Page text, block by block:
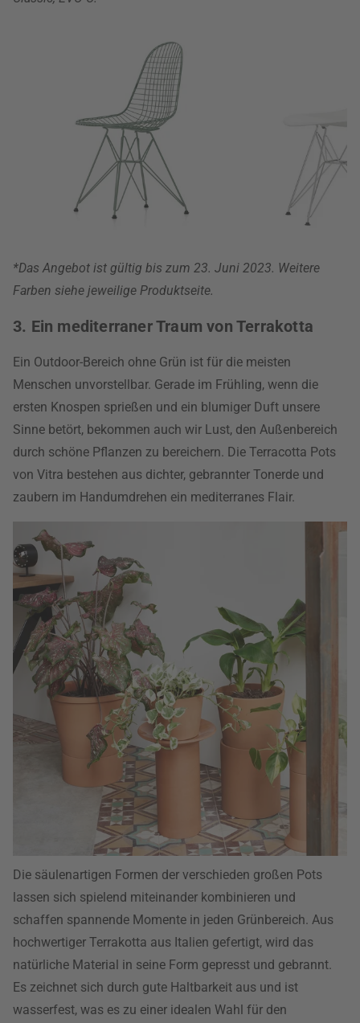
*Das Angebot ist gültig bis zum 23. Juni 2023. Weitere
Farben siehe jeweilige Produktseite.
3. Ein mediterraner Traum von Terrakotta
Ein Outdoor-Bereich ohne Grün ist für die meisten
Menschen unvorstellbar. Gerade im Frühling, wenn die
ersten Knospen sprießen und ein blumiger Duft unsere
Sinne betört, bekommen auch wir Lust, den Außenbereich
durch schöne Pflanzen zu bereichern. Die Terracotta Pots
von Vitra bestehen aus dichter, gebrannter Tonerde und
zaubern im Handumdrehen ein mediterranes Flair.
Die säulenartigen Formen der verschieden großen Pots
lassen sich spielend miteinander kombinieren und
schaffen spannende Momente in jeden Grünbereich. Aus
hochwertiger Terrakotta aus Italien gefertigt, wird das
natürliche Material in seine Form gepresst und gebrannt.
Es zeichnet sich durch gute Haltbarkeit aus und ist
wasserfest, was es zu einer idealen Wahl für den